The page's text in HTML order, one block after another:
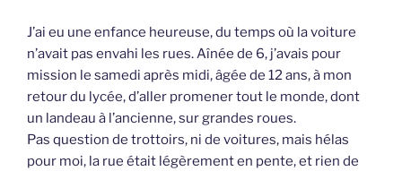
J’ai eu une enfance heureuse, du temps où la voiture
n’avait pas envahi les rues. Aînée de 6, j’avais pour
mission le samedi après midi, âgée de 12 ans, à mon
retour du lycée, d’aller promener tout le monde, dont
un landeau à l’ancienne, sur grandes roues.
Pas question de trottoirs, ni de voitures, mais hélas
pour moi, la rue était légèrement en pente, et rien de